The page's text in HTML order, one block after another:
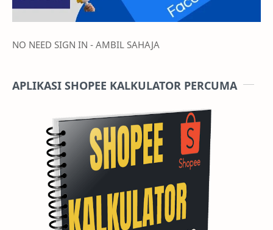
NO NEED SIGN IN - AMBIL SAHAJA
APLIKASI SHOPEE KALKULATOR PERCUMA